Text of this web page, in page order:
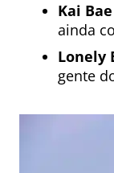
Kai
ainda
Lonely
gente